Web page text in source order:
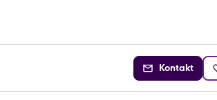
Kontakt